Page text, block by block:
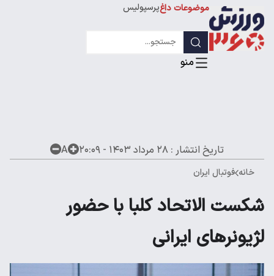
موضوعات داغپرسپولیس
لیگ قهرمانان
تاریخ انتشار : ۲۸ مرداد ۱۴۰۳ - ۲۰:۰۹ A
خانه فوتبال ایران
شکست الاتحاد کلبا با حضور
لژیونرهای ایرانی